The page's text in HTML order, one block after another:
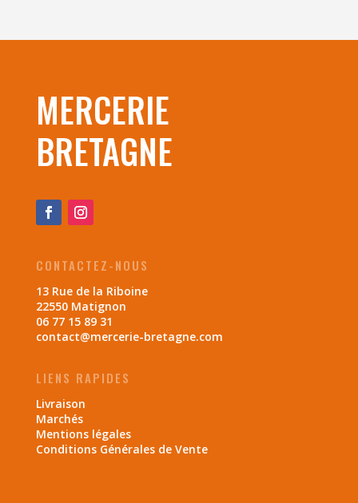
MERCERIE
BRETAGNE
CONTACTEZ-NOUS
13 Rue de la Riboine
22550 Matignon
06 77 15 89 31
contact@mercerie-bretagne.com
LIENS RAPIDES
Livraison
Marchés
Mentions légales
Conditions Générales de Vente